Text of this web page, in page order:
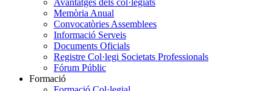
Avantatges dels col·legiats
Memòria Anual
Convocatòries Assemblees
Informació Serveis
Documents Oficials
Registre Col·legi Societats Professionals
Fórum Públic
Formació